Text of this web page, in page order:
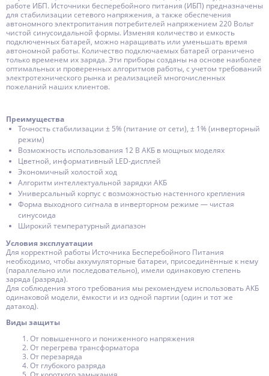
работе ИБП. Источники бесперебойного питания (ИБП) предназначены
для стабилизации сетевого напряжения, а также обеспечения
автономного электропитания потребителей напряжением 220 Вольт
чистой синусоидальной формы. Изменяя количество и емкость
подключенных батарей, можно наращивать или уменьшать время
автономной работы. Количество подключаемых батарей ограничено
только временем их заряда. Эти приборы созданы на основе наиболее
оптимальных и проверенных алгоритмов работы, с учетом требований
электротехнического рынка и реализацией многочисленных
пожеланий наших клиентов.
Преимущества
Точность стабилизации ± 5% (питание от сети), ± 1% (инверторный
режим)
Возможность использования 12 В АКБ в мощных моделях
Цветной, информативный LED-дисплей
Экономичный холостой ход
Алгоритм интеллектуальной зарядки АКБ
Универсальный корпус с возможностью настенного крепления
Форма выходного сигнала в инверторном режиме — чистая
синусоида
Широкий температурный диапазон
Условия эксплуатации
Для корректной работы Источника Бесперебойного Питания
необходимо, чтобы аккумуляторные батареи, присоединённые к нему
(параллельно или последовательно), имели одинаковую степень
заряда (разряда).
Для соблюдения этого требования мы рекомендуем использовать АКБ
одинаковой модели, ёмкости и из одной партии (один и тот же
датакод).
Виды защиты
От повышенного и пониженного напряжения
От перегрева трансформатора
От перезаряда
От глубокого разряда